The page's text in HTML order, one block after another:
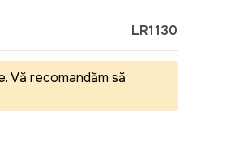
LR1130
Vă recomandăm să